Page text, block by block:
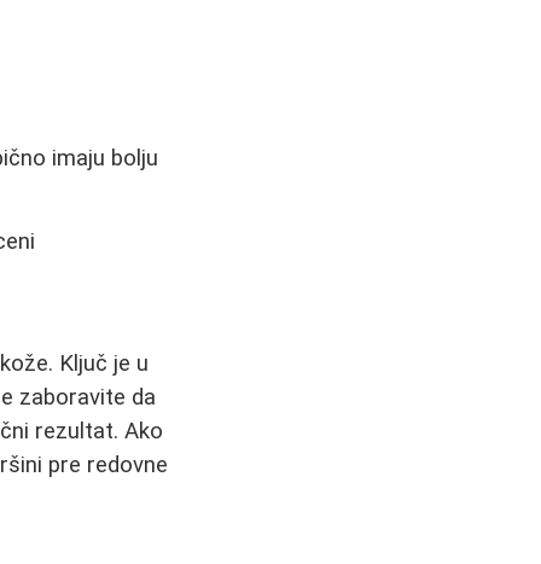
imaju bolju
Ključ je u
zaboravite da
rezultat. Ako
pre redovne